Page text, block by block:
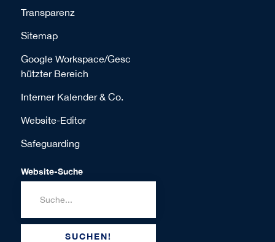
Transparenz
Sitemap
Google Workspace/Gesc
hützter Bereich
Interner Kalender & Co.
Website-Editor
Safeguarding
Website-Suche